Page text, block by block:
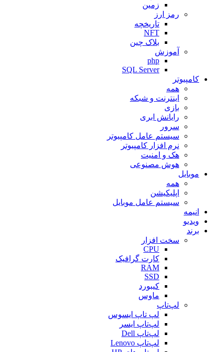
زمین
رمز ارز
تاریخچه
NFT
بلاک چین
آموزش
php
SQL Server
کامپیوتر
همه
اینترنت و شبکه
بازی
رایانش ابری
سرور
سیستم عامل کامپیوتر
نرم افزار کامپیوتر
هک و امنیت
هوش مصنوعی
موبایل
همه
اپلیکیشن
سیستم عامل موبایل
انیمه
ویدیو
برند
سخت افزار
CPU
کارت گرافیک
RAM
SSD
کیبورد
ماوس
لپ‌تاپ
لپ تاپ ایسوس
لپ‌تاپ ایسر
لپ‌تاپ Dell
لپ‌تاپ Lenovo